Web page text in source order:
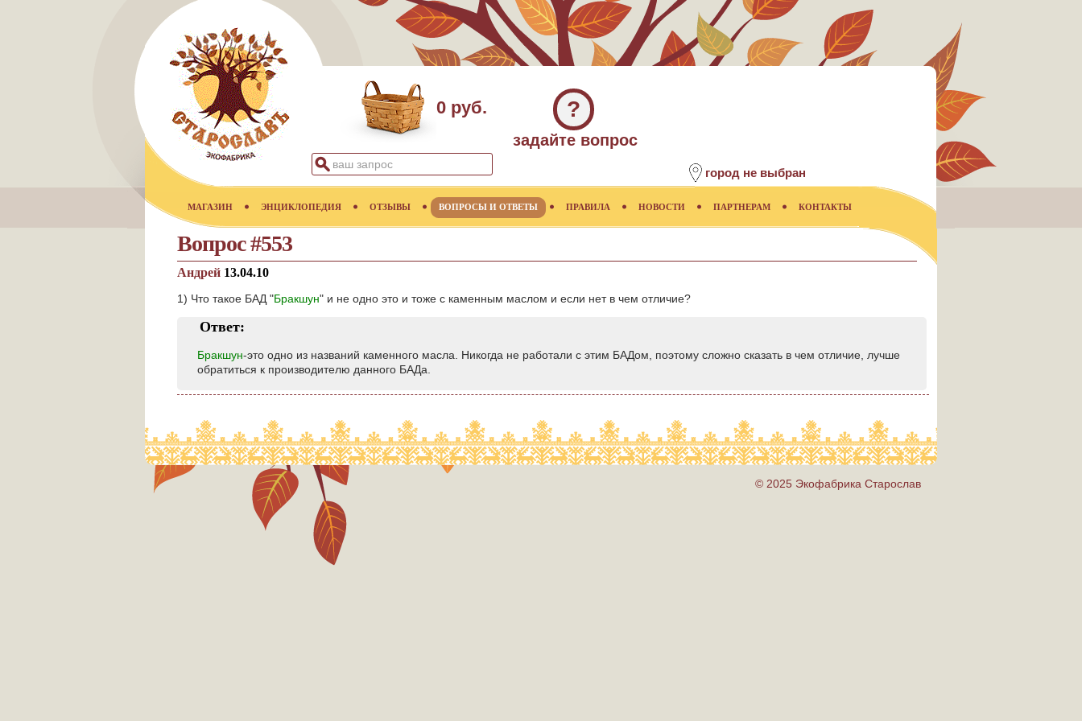
0 руб. ?
задайте вопрос
город не выбран
МАГАЗИН ЭНЦИКЛОПЕДИЯ ОТЗЫВЫ ВОПРОСЫ И ОТВЕТЫ ПРАВИЛА НОВОСТИ ПАРТНЕРАМ КОНТАКТЫ
Вопрос #553
Андрей 13.04.10
1) Что такое БАД "Бракшун" и не одно это и тоже с каменным маслом и если нет в чем отличие?
Ответ:
Бракшун-это одно из названий каменного масла. Никогда не работали с этим БАДом, поэтому сложно сказать в чем отличие, лучше
обратиться к производителю данного БАДа.
© 2025 Экофабрика Старослав